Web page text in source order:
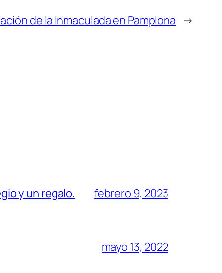
de la Inmaculada en Pamplona →
y un regalo. febrero 9, 2023
mayo 13, 2022